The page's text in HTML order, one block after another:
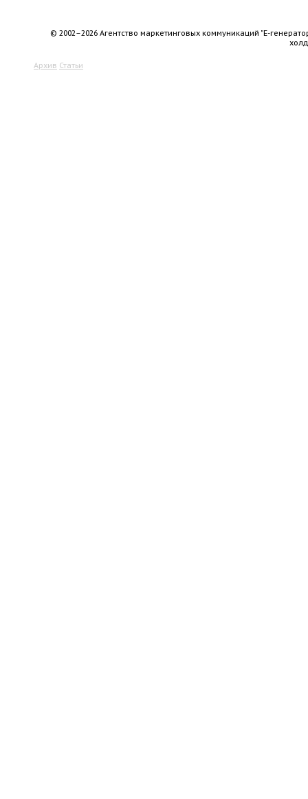
© 2002–2026 Агентство маркетинговых коммуникаций "Е-
Архив Статьи